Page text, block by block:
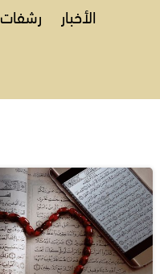
الأخبار رشفات